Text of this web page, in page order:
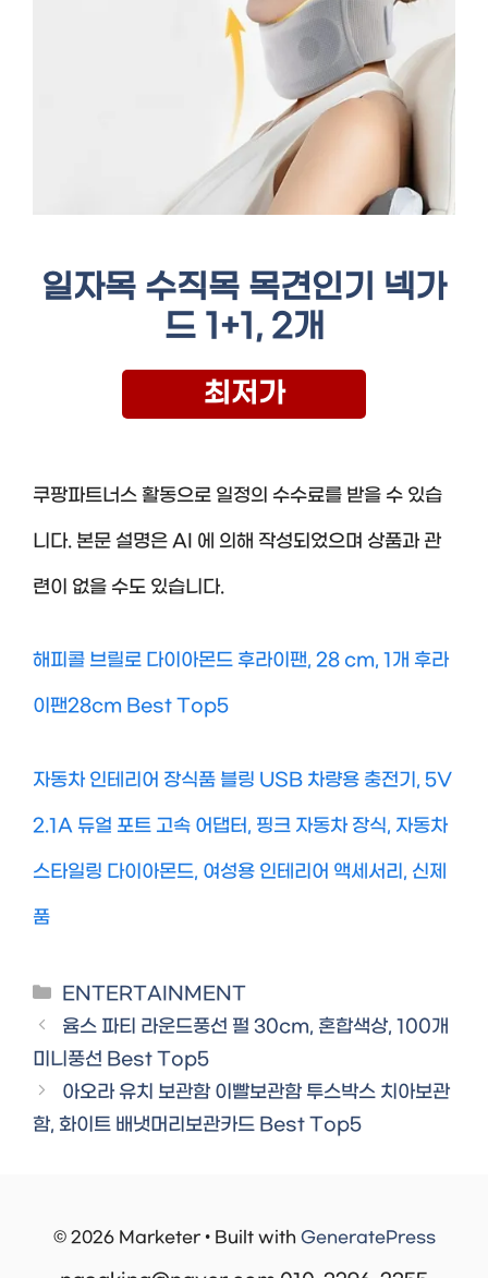
일자목 수직목 목견인기 넥가
드 1+1, 2개
최저가
쿠팡파트너스 활동으로 일정의 수수료를 받을 수 있습
니다. 본문 설명은 AI 에 의해 작성되었으며 상품과 관
련이 없을 수도 있습니다.
해피콜 브릴로 다이아몬드 후라이팬, 28 cm, 1개 후라
이팬28cm Best Top5
자동차 인테리어 장식품 블링 USB 차량용 충전기, 5V
2.1A 듀얼 포트 고속 어댑터, 핑크 자동차 장식, 자동차
스타일링 다이아몬드, 여성용 인테리어 액세서리, 신제
품
Categories
ENTERTAINMENT
윰스 파티 라운드풍선 펄 30cm, 혼합색상, 100개
미니풍선 Best Top5
아오라 유치 보관함 이빨보관함 투스박스 치아보관
함, 화이트 배냇머리보관카드 Best Top5
© 2026 Marketer • Built with GeneratePress